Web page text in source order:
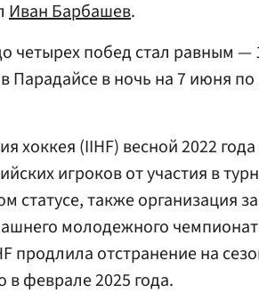
Иван Барбашев.
четырех побед стал равным —
Парадайсе в ночь на 7 июня
хоккея (IIHF) весной 2022
игроков от участия в
статусе, также организация
молодежного
продлила отстранение на
феврале 2025 года.